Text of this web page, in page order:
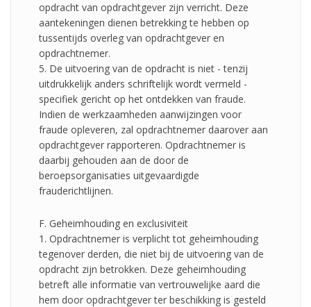
opdracht van opdrachtgever zijn verricht. Deze
aantekeningen dienen betrekking te hebben op
tussentijds overleg van opdrachtgever en
opdrachtnemer.
5. De uitvoering van de opdracht is niet - tenzij
uitdrukkelijk anders schriftelijk wordt vermeld -
specifiek gericht op het ontdekken van fraude.
Indien de werkzaamheden aanwijzingen voor
fraude opleveren, zal opdrachtnemer daarover aan
opdrachtgever rapporteren. Opdrachtnemer is
daarbij gehouden aan de door de
beroepsorganisaties uitgevaardigde
frauderichtlijnen.
F. Geheimhouding en exclusiviteit
1. Opdrachtnemer is verplicht tot geheimhouding
tegenover derden, die niet bij de uitvoering van de
opdracht zijn betrokken. Deze geheimhouding
betreft alle informatie van vertrouwelijke aard die
hem door opdrachtgever ter beschikking is gesteld